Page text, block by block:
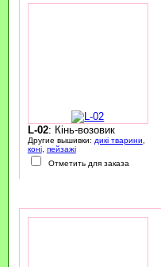
L-02: Кінь-возовик
Другие вышивки: дикі тварини
коні, пейзажі
Отметить для заказа